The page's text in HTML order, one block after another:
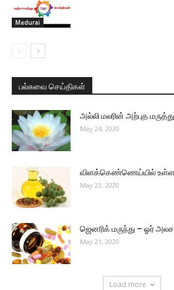
Madurai
பல்சுவை செய்திகள்
அல்லி மலரின் அற்புத
May 24, 2020
விளக்கெண்ணெய்யில் உள்ள
May 23, 2020
ஜெனரிக் மருந்து – ஓர்
May 21, 2020
Load more